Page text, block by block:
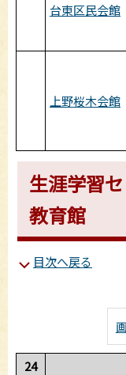
台東区民会館
上野桜木会館
生涯学習
教育館
目次へ戻る
24